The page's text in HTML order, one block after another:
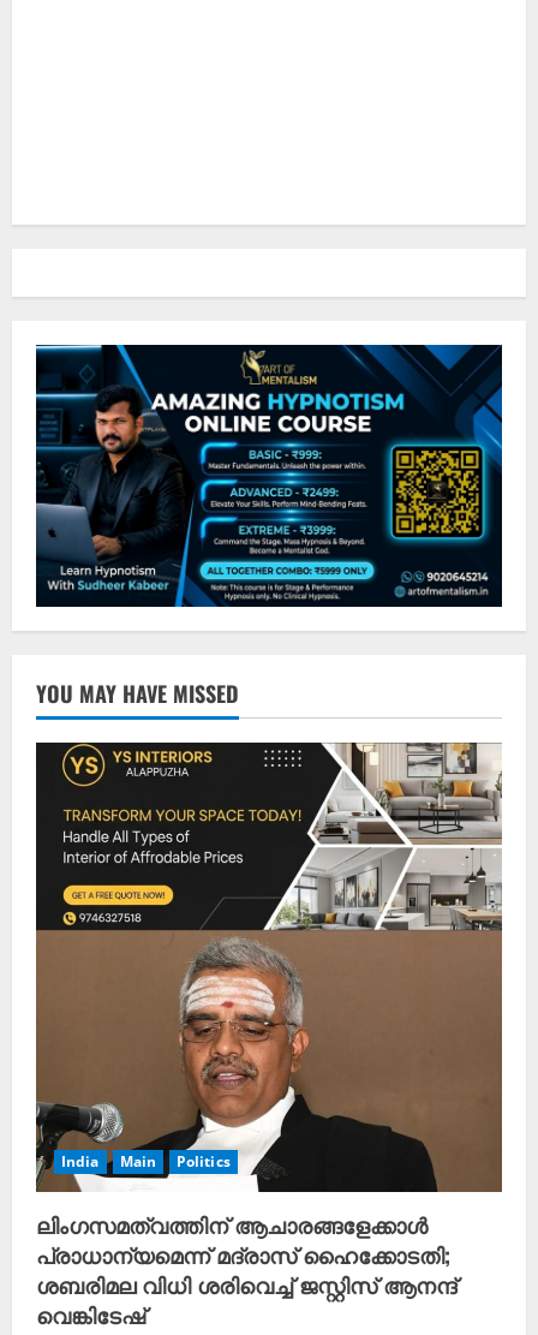
YOU MAY HAVE MISSED
India Main Politics
ലിംഗസമത്വത്തിന് ആചാരങ്ങളേക്കാൾ
പ്രാധാന്യമെന്ന് മദ്രാസ് ഹൈക്കോടതി;
ശബരിമല വിധി ശരിവെച്ച് ജസ്റ്റിസ് ആനന്ദ്
വെങ്കിടേഷ്